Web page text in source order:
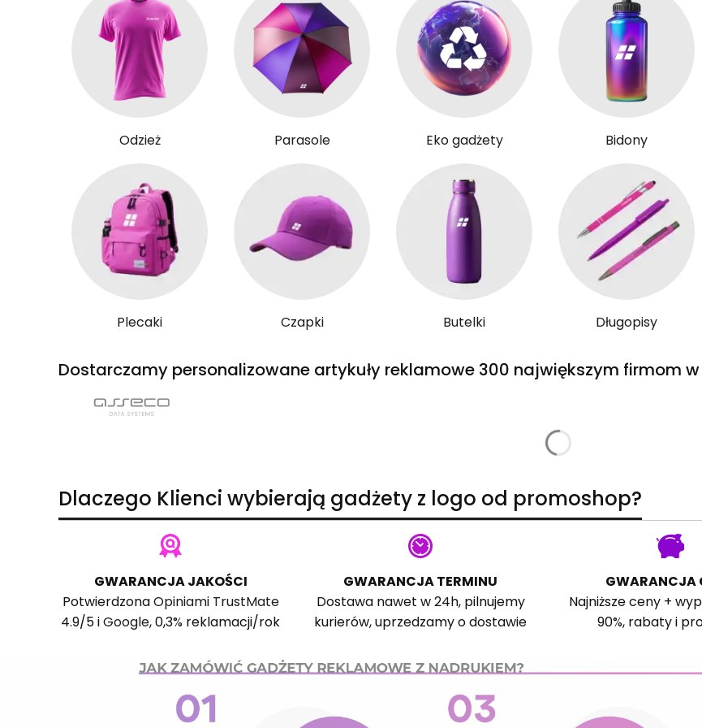
Odzież Parasole Eko gadżety Bidony
Plecaki Czapki Butelki Długopisy
Dostarczamy personalizowane artykuły reklamowe 300 największym firmom w
Dlaczego Klienci wybierają gadżety z logo od promoshop?
GWARANCJA JAKOŚCI
PotwierdzonaOpiniami TrustMate
4.9/5 iGoogle, 0,3% reklamacji/rok
GWARANCJA TERMINU
Dostawa nawet w 24h, pilnujemy
kurierów, uprzedzamy o dostawie
GWARANCJA
Najniższe ceny +
90%, rabaty i